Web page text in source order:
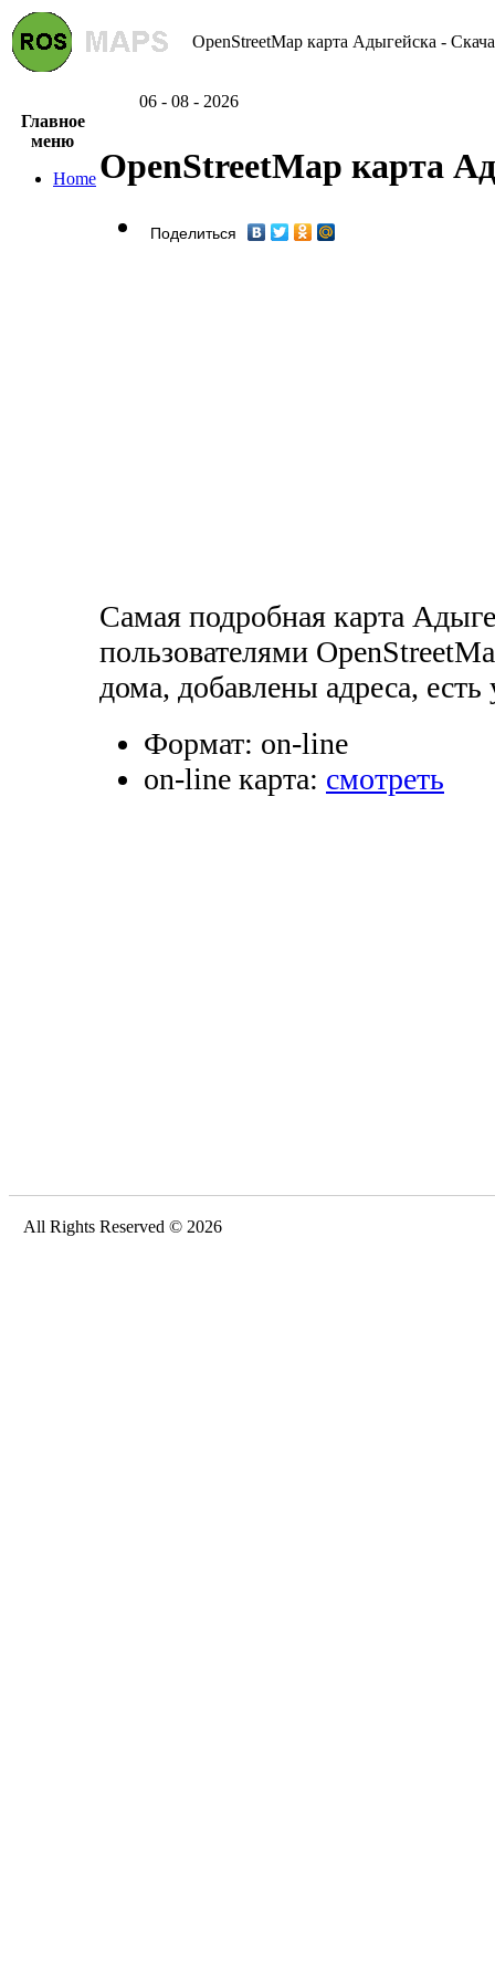
OpenStreetMap карта Адыгейска -
06 - 08 - 2026
Главное
меню
Home OpenStreetMap карта
Поделиться
Самая подробная карта
пользователями
дома, добавлены адреса,
Формат: on-line
on-line карта: смотреть
All Rights Reserved © 2026